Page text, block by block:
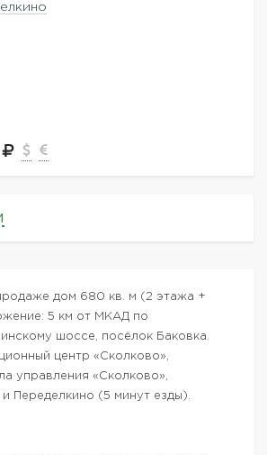
дом 680 кв. м (2 этажа +
5 км от МКАД по
шоссе, посёлок Баковка.
центр «Сколково»,
управления «Сколково»,
Переделкино (5 минут езды).